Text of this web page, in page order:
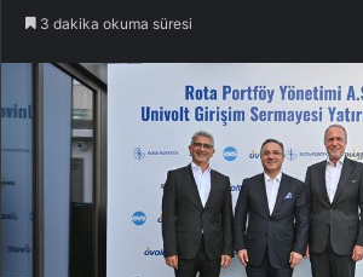
3 dakika okuma süresi